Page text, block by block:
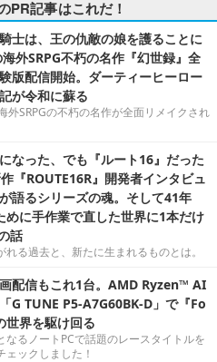
PR記事はこれだ！
士は、王の仇敵の娘を護ることに
外SRPG不朽の名作『幻世録』全
版配信開始。ダーティーヒーロー
が令和に蘇る
外SRPGの不朽の名作が全面リメイクされ
なった、でも『ルート16』だった
『ROUTE16R』開発者インタビュ
語るシリーズの魂。そして41年
めに手作業で直した世界に1本だけ
話
る過去と、新たに生まれるものとは。
配信もこれ1台。AMD Ryzen™ AI
G TUNE P5-A7G60BK-D」で『Fo
界を駆け回る
なるノートPCで話題のレースタイトルを
ックしました！